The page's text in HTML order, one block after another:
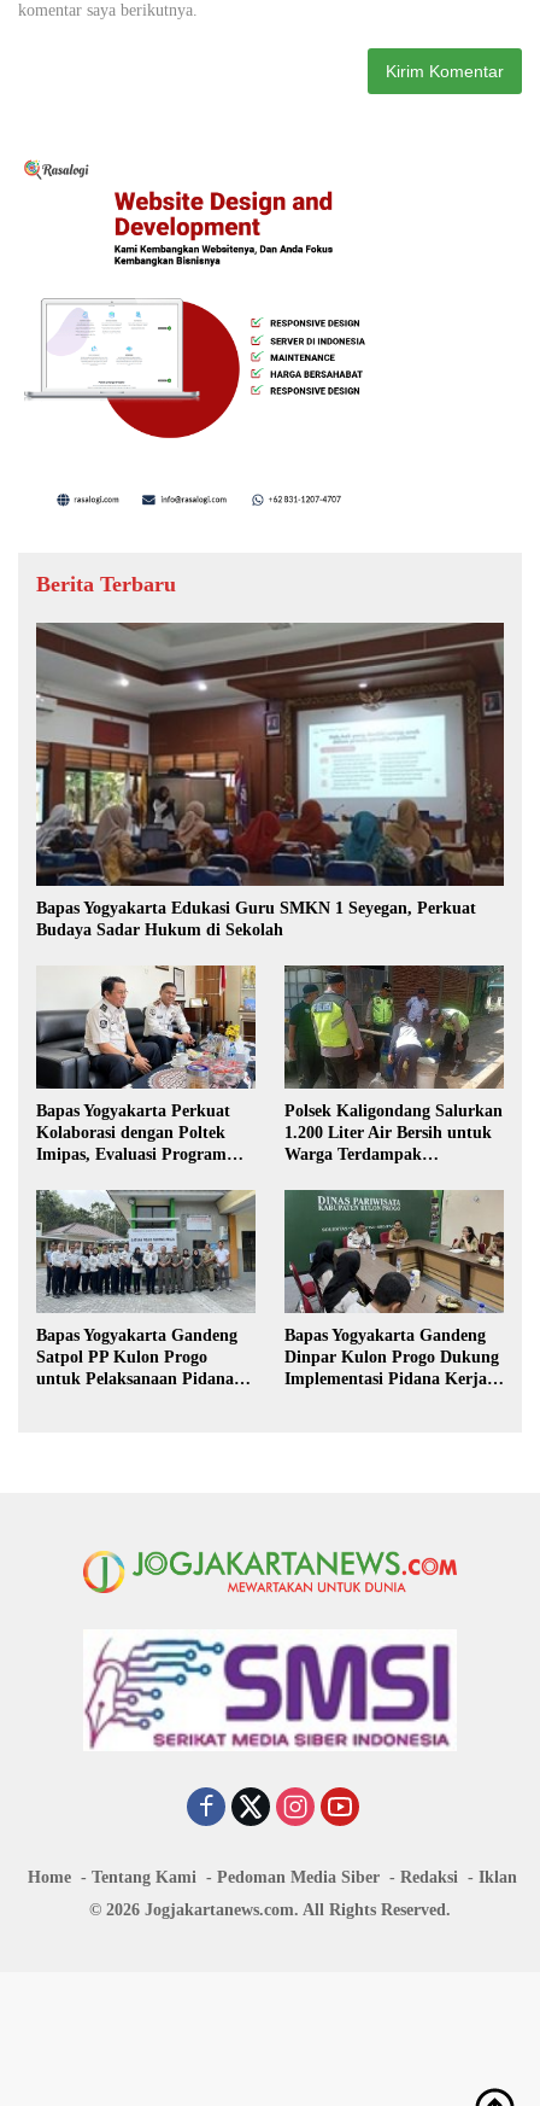
komentar saya berikutnya.
Berita Terbaru
Bapas Yogyakarta Edukasi Guru SMKN 1 Seyegan, Perkuat
Budaya Sadar Hukum di Sekolah
Bapas Yogyakarta Perkuat
Kolaborasi dengan Poltek
Imipas, Evaluasi Program
Polsek Kaligondang Salurkan
1.200 Liter Air Bersih untuk
Warga Terdampak
Bapas Yogyakarta Gandeng
Satpol PP Kulon Progo
untuk Pelaksanaan Pidana
Bapas Yogyakarta Gandeng
Dinpar Kulon Progo Dukung
Implementasi Pidana Kerja
Home Tentang Kami Pedoman Media Siber Redaksi
Iklan
© 2026 Jogjakartanews.com. All Rights Reserved.